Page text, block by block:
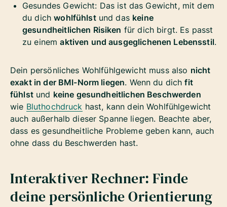
Gesundes Gewicht: Das ist das Gewicht, mit dem
du dichwohlfühlstund das keine
gesundheitlichen Risiken für dich birgt. Es passt
zu einemaktiven und ausgeglichenen Lebensstil.
Dein persönliches Wohlfühlgewicht muss also nicht
exakt in der BMI-Norm liegen. Wenn du dichfit
fühlstund keine gesundheitlichen Beschwerden
wie Bluthochdruck hast, kann dein Wohlfühlgewicht
auch außerhalb dieser Spanne liegen. Beachte aber,
dass es gesundheitliche Probleme geben kann, auch
ohne dass du Beschwerden hast.
Interaktiver Rechner: Finde
deine persönliche Orientierung